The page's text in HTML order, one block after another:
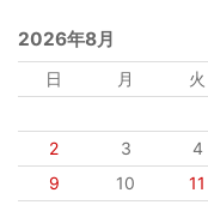
2026年8月
日 月 火
2
3 4
9
10 11